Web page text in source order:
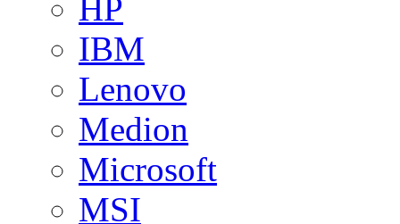
HP
IBM
Lenovo
Medion
Microsoft
MSI